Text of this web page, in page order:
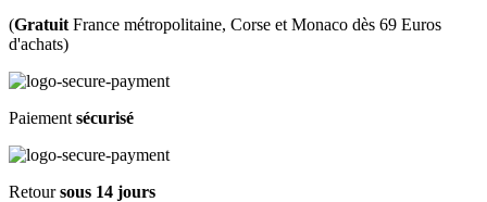
(Gratuit France métropolitaine, Corse et Monaco dès 69 Euros
d'achats)
Paiement sécurisé
Retoursous 14 jours